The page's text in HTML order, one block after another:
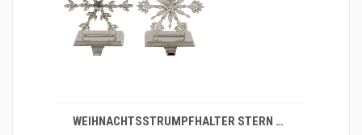
WEIHNACHTSSTRUMPFHALTER STERN S/2